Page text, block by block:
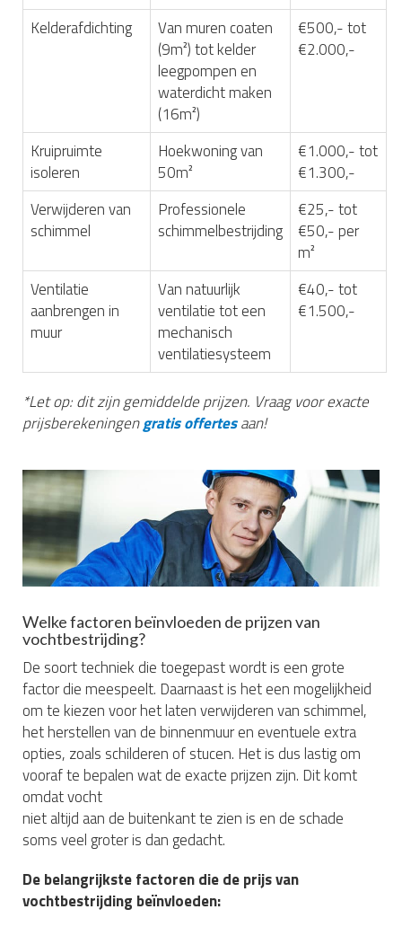
Kelderafdichting
Van muren coaten
(9m²) tot kelder
leegpompen en
waterdicht maken
(16m²)
€500,- tot
€2.000,-
Kruipruimte
isoleren
Hoekwoning van
50m²
€1.000,- tot
€1.300,-
Verwijderen van
schimmel
Professionele
schimmelbestrijding
€25,- tot
€50,- per
m²
Ventilatie
aanbrengen in
muur
Van natuurlijk
ventilatie tot een
mechanisch
ventilatiesysteem
€40,- tot
€1.500,-
*Let op: dit zijn gemiddelde prijzen. Vraag voor exacte
prijsberekeningengratis offertesaan!
Welke factoren beïnvloeden de prijzen van
vochtbestrijding?
De soort techniek die toegepast wordt is een grote
factor die meespeelt. Daarnaast is het een mogelijkheid
om te kiezen voor het laten verwijderen van schimmel,
het herstellen van de binnenmuur en eventuele extra
opties, zoals schilderen of stucen. Het is dus lastig om
vooraf te bepalen wat de exacte prijzen zijn. Dit komt
omdat vocht
niet altijd aan de buitenkant te zien is en de schade
soms veel groter is dan gedacht.
De belangrijkste factoren die de prijs van
vochtbestrijding beïnvloeden: